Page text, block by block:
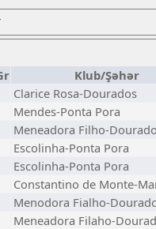
Klub/Şəhər
Clarice Rosa-Dourados
Mendes-Ponta Pora
Meneadora Filho-
Escolinha-Ponta Pora
Escolinha-Ponta Pora
Constantino de Monte-
Menodora Fialho-
Meneadora Filaho-